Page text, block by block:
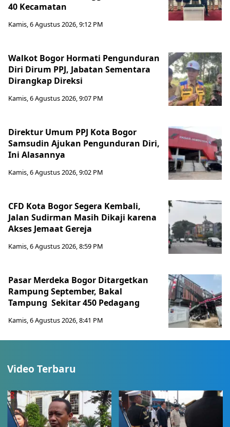
40 Kecamatan
Kamis, 6 Agustus 2026, 9:12 PM
Walkot Bogor Hormati Pengunduran
Diri Dirum PPJ, Jabatan Sementara
Dirangkap Direksi
Kamis, 6 Agustus 2026, 9:07 PM
Direktur Umum PPJ Kota Bogor
Samsudin Ajukan Pengunduran Diri,
Ini Alasannya
Kamis, 6 Agustus 2026, 9:02 PM
CFD Kota Bogor Segera Kembali,
Jalan Sudirman Masih Dikaji karena
Akses Jemaat Gereja
Kamis, 6 Agustus 2026, 8:59 PM
Pasar Merdeka Bogor Ditargetkan
Rampung September, Bakal
Tampung Sekitar 450 Pedagang
Kamis, 6 Agustus 2026, 8:41 PM
Video Terbaru